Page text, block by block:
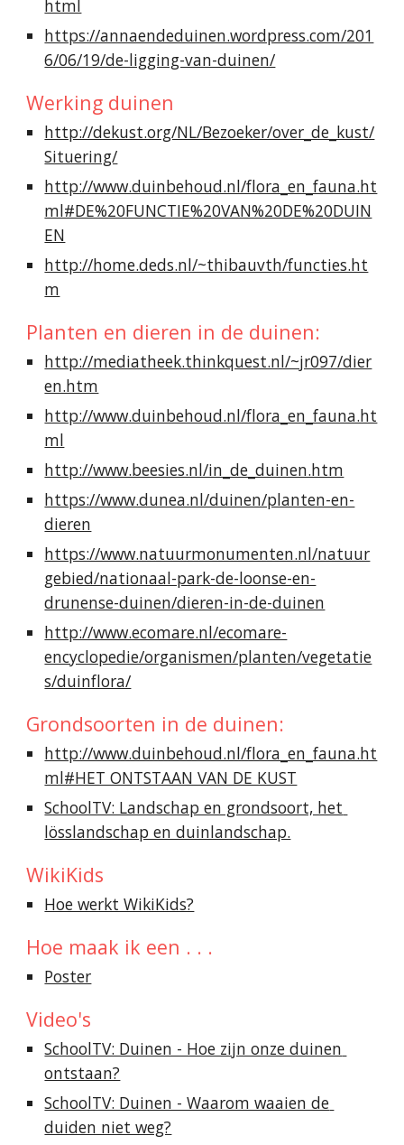
html
https://annaendeduinen.wordpress.com/201
6/06/19/de-ligging-van-duinen/
Werking duinen
http://dekust.org/NL/Bezoeker/over_de_kust/
Situering/
http://www.duinbehoud.nl/flora_en_fauna.ht
ml#DE%20FUNCTIE%20VAN%20DE%20DUIN
EN
http://home.deds.nl/~thibauvth/functies.ht
m
Planten en dieren in de duinen:
http://mediatheek.thinkquest.nl/~jr097/dier
en.htm
http://www.duinbehoud.nl/flora_en_fauna.ht
ml
http://www.beesies.nl/in_de_duinen.htm
https://www.dunea.nl/duinen/planten-en-
dieren
https://www.natuurmonumenten.nl/natuur
gebied/nationaal-park-de-loonse-en-
drunense-duinen/dieren-in-de-duinen
http://www.ecomare.nl/ecomare-
encyclopedie/organismen/planten/vegetatie
s/duinflora/
Grondsoorten in de duinen:
http://www.duinbehoud.nl/flora_en_fauna.ht
ml#HET ONTSTAAN VAN DE KUST
SchoolTV: Landschap en grondsoort, het
lösslandschap en duinlandschap.
WikiKids
Hoe werkt WikiKids?
Hoe maak ik een . . .
Poster
Video's
SchoolTV: Duinen - Hoe zijn onze duinen
ontstaan?
SchoolTV: Duinen - Waarom waaien de
duiden niet weg?